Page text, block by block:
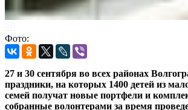
Фото:
27 и 30 сентября во всех районах
праздники, на которых 1400 детей из
семей получат новые портфели и
собранные волонтерами за время